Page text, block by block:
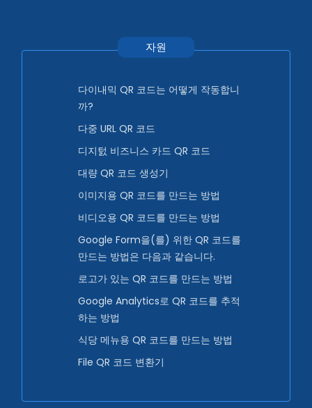
자원
다이내믹 QR 코드는 어떻게 작동합니
까?
다중 URL QR 코드
디지턼 비즈니스 카드 QR 코드
대량 QR 코드 생성기
이미지용 QR 코드를 만드는 방법
비디오용 QR 코드를 만드는 방법
Google Form을(를) 위한 QR 코드를
만드는 방법은 다음과 같습니다.
로고가 있는 QR 코드를 만드는 방법
Google Analytics로 QR 코드를 추적
하는 방법
식당 메뉴용 QR 코드를 만드는 방법
File QR 코드 변환기